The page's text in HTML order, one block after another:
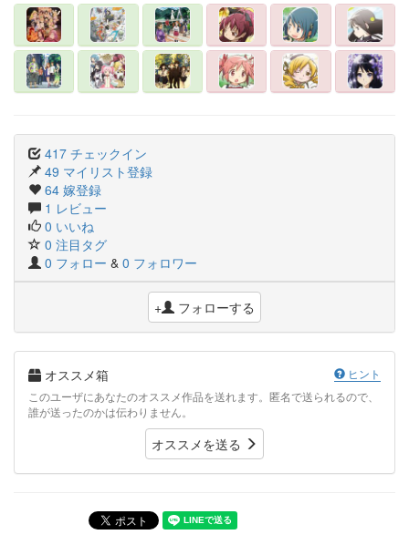
417 チェックイン
49 マイリスト登録
64 嫁登録
1 レビュー
0 いいね
0 注目タグ
0 フォロー & 0 フォロワー
+ フォローする
オススメ箱
ヒント
このユーザにあなたのオススメ作品を送れます。匿名で送られるので、
誰が送ったのかは伝わりません。
オススメを送る